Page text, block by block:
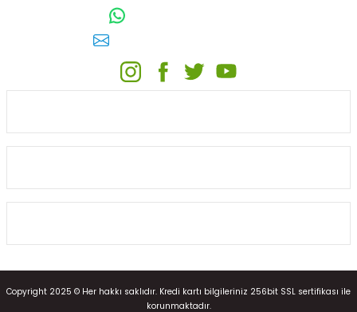
Copyright 2025 © Her hakkı saklıdır. Kredi kartı bilgileriniz 256bit SSL sertifikası ile
korunmaktadır.